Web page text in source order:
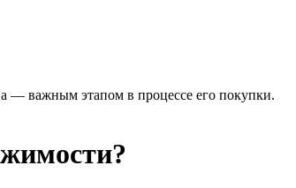
— важным этапом в процессе его покупки.